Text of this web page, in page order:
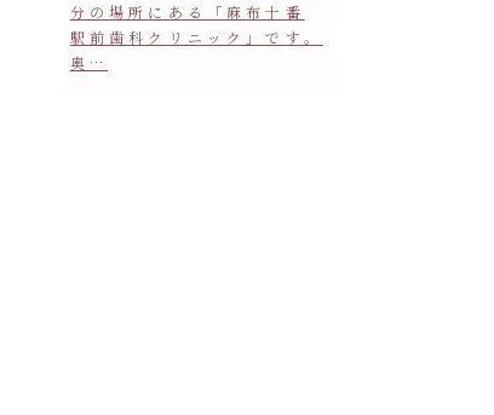
分の場所にある「麻布十番
駅前歯科クリニック」です。
奥…